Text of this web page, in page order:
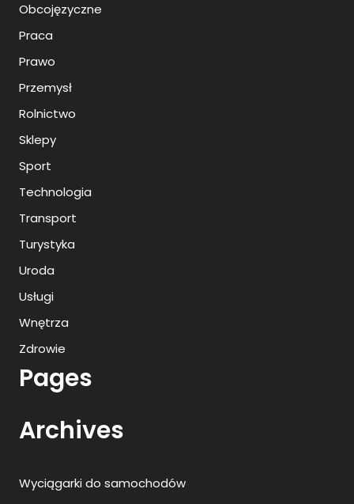
Obcojęzyczne
Praca
Prawo
Przemysł
Rolnictwo
Sklepy
Sport
Technologia
Transport
Turystyka
Uroda
Usługi
Wnętrza
Zdrowie
Pages
Archives
Wyciągarki do samochodów